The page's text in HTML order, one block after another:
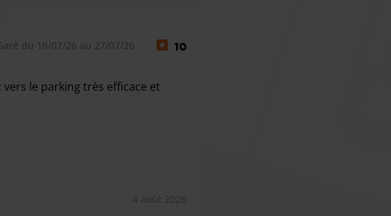
du 16/07/26 au 27/07/26 10
le parking très efficace et
4 août 2026